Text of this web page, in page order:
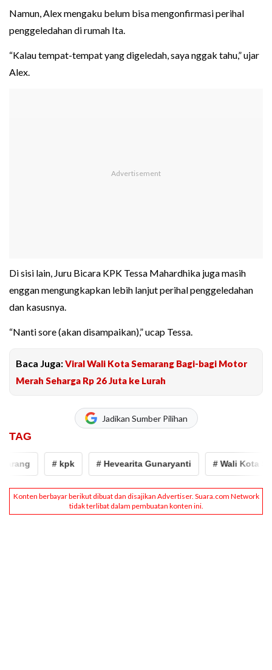
Namun, Alex mengaku belum bisa mengonfirmasi perihal
penggeledahan di rumah Ita.
“Kalau tempat-tempat yang digeledah, saya nggak tahu,” ujar
Alex.
Di sisi lain, Juru Bicara KPK Tessa Mahardhika juga masih
enggan mengungkapkan lebih lanjut perihal penggeledahan
dan kasusnya.
“Nanti sore (akan disampaikan),” ucap Tessa.
Baca Juga:Viral Wali Kota Semarang Bagi-bagi Motor
Merah Seharga Rp 26 Juta ke Lurah
Jadikan Sumber Pilihan
TAG
# kpk # Hevearita Gunaryanti # Wali Kota